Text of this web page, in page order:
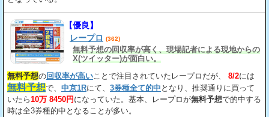
【優良】
レープロ (362)
無料予想の回収率が高く、現場記者による現地からの
X(ツイッター)が面白い。
無料予想の回収率が高いことで注目されていたレープロだが、 8/2には
無料予想で、 中京1Rにて、 3券種全て的中 となり、推奨通りに買って
いたら10万 8450円 になっていた。基本、レープロが無料予想で的中する
時は全3券種的中となることが多い。